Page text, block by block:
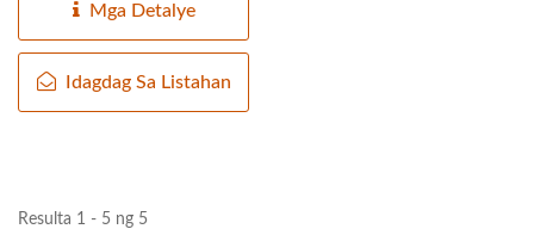
transportasyon...
Mga Detalye
Idagdag Sa Listahan
Resulta 1 - 5 ng 5